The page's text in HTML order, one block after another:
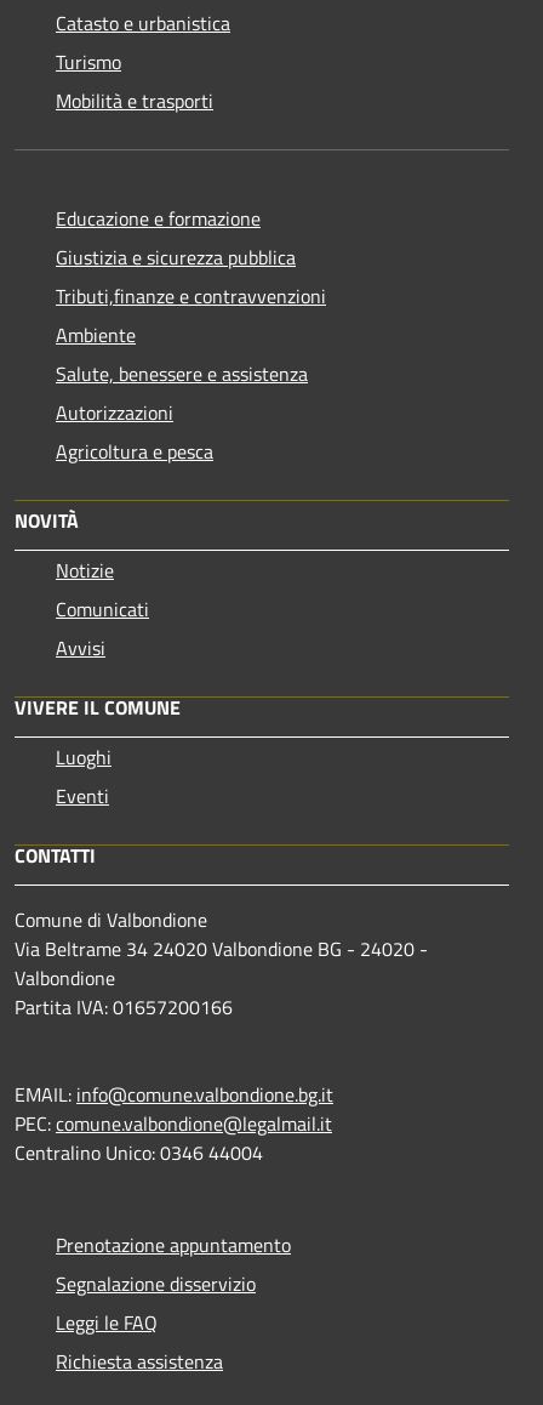
Catasto e urbanistica
Turismo
Mobilità e trasporti
Educazione e formazione
Giustizia e sicurezza pubblica
Tributi,finanze e contravvenzioni
Ambiente
Salute, benessere e assistenza
Autorizzazioni
Agricoltura e pesca
NOVITÀ
Notizie
Comunicati
Avvisi
VIVERE IL COMUNE
Luoghi
Eventi
CONTATTI
Comune di Valbondione
Via Beltrame 34 24020 Valbondione BG - 24020 -
Valbondione
Partita IVA: 01657200166
EMAIL: info@comune.valbondione.bg.it
PEC:comune.valbondione@legalmail.it
Centralino Unico: 0346 44004
Prenotazione appuntamento
Segnalazione disservizio
Leggi le FAQ
Richiesta assistenza